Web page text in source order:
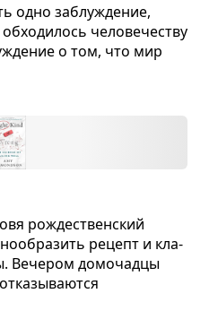
одно заблу­жде­ние,
чело­ве­че­ству
о том, что мир
рожде­ствен­ский
рецепт и кла­
Вече­ром домо­чадцы